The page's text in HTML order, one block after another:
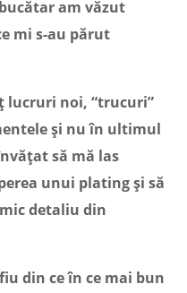
am văzut
mi s-au părut
lucruri noi, “trucuri”
și nu în ultimul
să mă las
unui plating și să
detaliu din
din ce în ce mai bun